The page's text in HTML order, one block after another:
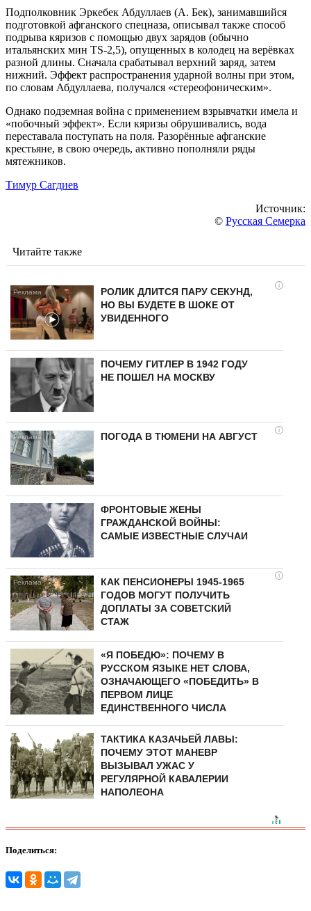
Подполковник Эркебек Абдуллаев (А. Бек), занимавшийся
подготовкой афганского спецназа, описывал также способ
подрыва кяризов с помощью двух зарядов (обычно
итальянских мин TS-2,5), опущенных в колодец на верёвках
разной длины. Сначала срабатывал верхний заряд, затем
нижний. Эффект распространения ударной волны при этом,
по словам Абдуллаева, получался «стереофоническим».
Однако подземная война с применением взрывчатки имела и
«побочный эффект». Если кяризы обрушивались, вода
переставала поступать на поля. Разорённые афганские
крестьяне, в свою очередь, активно пополняли ряды
мятежников.
Тимур Сагдиев
Источник:
© Русская Семерка
Читайте также
i
РОЛИК ДЛИТСЯ ПАРУ СЕКУНД,
НО ВЫ БУДЕТЕ В ШОКЕ ОТ
УВИДЕННОГО
ПОЧЕМУ ГИТЛЕР В 1942 ГОДУ
НЕ ПОШЕЛ НА МОСКВУ
i
ПОГОДА В ТЮМЕНИ НА АВГУСТ
ФРОНТОВЫЕ ЖЕНЫ
ГРАЖДАНСКОЙ ВОЙНЫ:
САМЫЕ ИЗВЕСТНЫЕ СЛУЧАИ
i
КАК ПЕНСИОНЕРЫ 1945-1965
ГОДОВ МОГУТ ПОЛУЧИТЬ
ДОПЛАТЫ ЗА СОВЕТСКИЙ
СТАЖ
«Я ПОБЕДЮ»: ПОЧЕМУ В
РУССКОМ ЯЗЫКЕ НЕТ СЛОВА,
ОЗНАЧАЮЩЕГО «ПОБЕДИТЬ» В
ПЕРВОМ ЛИЦЕ
ЕДИНСТВЕННОГО ЧИСЛА
ТАКТИКА КАЗАЧЬЕЙ ЛАВЫ:
ПОЧЕМУ ЭТОТ МАНЕВР
ВЫЗЫВАЛ УЖАС У
РЕГУЛЯРНОЙ КАВАЛЕРИИ
НАПОЛЕОНА
Поделиться: